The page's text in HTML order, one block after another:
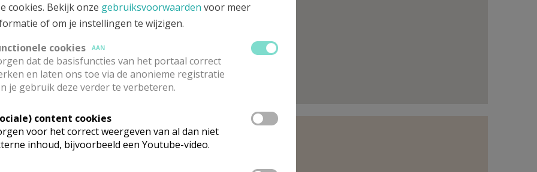
diaken
cookies. Bekijk onze gebruiksvoorwaarden voor meer
of om je instellingen te wijzigen.
cookies
AAN
dat de basisfuncties van het portaal correct
en laten ons toe via de anonieme registratie
je gebruik deze verder te verbeteren.
content cookies
voor het correct weergeven van al dan niet
inhoud, bijvoorbeeld een Youtube-video.